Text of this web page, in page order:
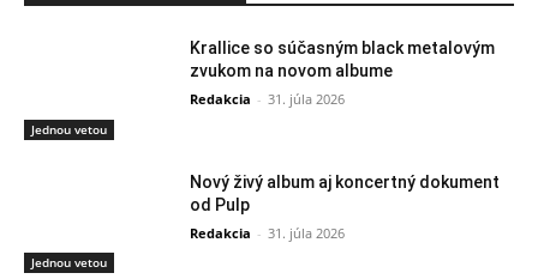
Jednou vetou
Krallice so súčasným black metalovým
zvukom na novom albume
Redakcia - 31. júla 2026
Jednou vetou
Nový živý album aj koncertný dokument
od Pulp
Redakcia - 31. júla 2026